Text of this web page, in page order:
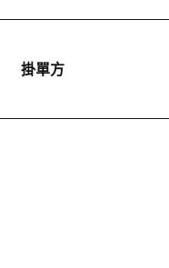
掛單方